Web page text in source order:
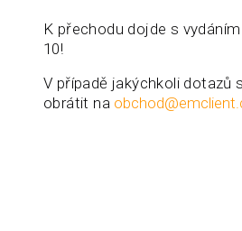
K přechodu dojde s
10!
V případě jakýchkoli dotazů
obrátit na